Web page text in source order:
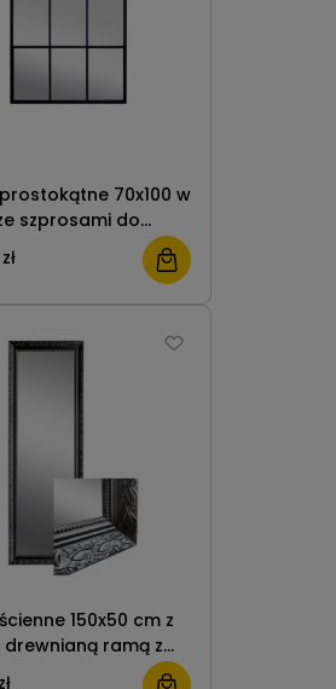
70x100 w
szprosami do
II
150x50 cm z
drewnianą ramą z
duże